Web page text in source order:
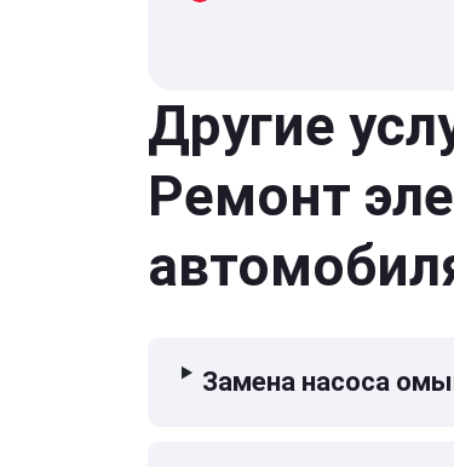
Другие
Ремонт
Замена насоса